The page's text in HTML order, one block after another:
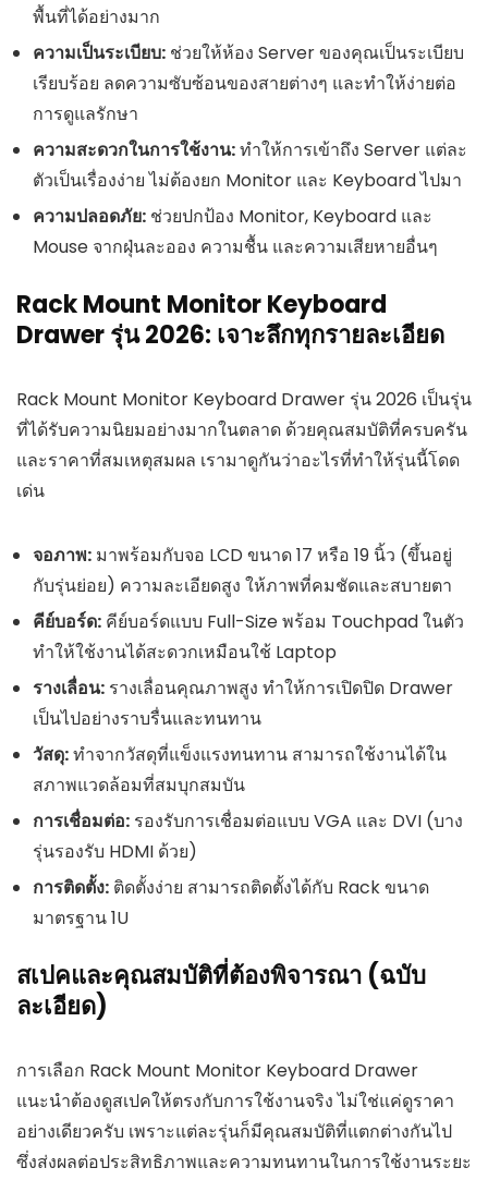
พื้นที่ได้อย่างมาก
ความเป็นระเบียบ: ช่วยให้ห้อง Server ของคุณเป็นระเบียบ
เรียบร้อย ลดความซับซ้อนของสายต่างๆ และทำให้ง่ายต่อ
การดูแลรักษา
ความสะดวกในการใช้งาน:ทำให้การเข้าถึง Server แต่ละ
ตัวเป็นเรื่องง่าย ไม่ต้องยก Monitor และ Keyboard ไปมา
ความปลอดภัย: ช่วยปกป้อง Monitor, Keyboard และ
Mouse จากฝุ่นละออง ความชื้น และความเสียหายอื่นๆ
Rack Mount Monitor Keyboard
Drawer รุ่น 2026: เจาะลึกทุกรายละเอียด
Rack Mount Monitor Keyboard Drawer รุ่น 2026 เป็นรุ่น
ที่ได้รับความนิยมอย่างมากในตลาด ด้วยคุณสมบัติที่ครบครัน
และราคาที่สมเหตุสมผล เรามาดูกันว่าอะไรที่ทำให้รุ่นนี้โดด
เด่น
จอภาพ: มาพร้อมกับจอ LCD ขนาด 17 หรือ 19 นิ้ว (ขึ้นอยู่
กับรุ่นย่อย) ความละเอียดสูง ให้ภาพที่คมชัดและสบายตา
คีย์บอร์ด: คีย์บอร์ดแบบ Full-Size พร้อม Touchpad ในตัว
ทำให้ใช้งานได้สะดวกเหมือนใช้ Laptop
รางเลื่อน: รางเลื่อนคุณภาพสูง ทำให้การเปิดปิด Drawer
เป็นไปอย่างราบรื่นและทนทาน
วัสดุ:ทำจากวัสดุที่แข็งแรงทนทาน สามารถใช้งานได้ใน
สภาพแวดล้อมที่สมบุกสมบัน
การเชื่อมต่อ: รองรับการเชื่อมต่อแบบ VGA และ DVI (บาง
รุ่นรองรับ HDMI ด้วย)
การติดตั้ง: ติดตั้งง่าย สามารถติดตั้งได้กับ Rack ขนาด
มาตรฐาน 1U
สเปคและคุณสมบัติที่ต้องพิจารณา (ฉบับ
ละเอียด)
การเลือก Rack Mount Monitor Keyboard Drawer
แนะนำต้องดูสเปคให้ตรงกับการใช้งานจริง ไม่ใช่แค่ดูราคา
อย่างเดียวครับ เพราะแต่ละรุ่นก็มีคุณสมบัติที่แตกต่างกันไป
ซึ่งส่งผลต่อประสิทธิภาพและความทนทานในการใช้งานระยะ